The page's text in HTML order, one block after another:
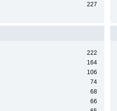
227
222
164
106
74
68
66